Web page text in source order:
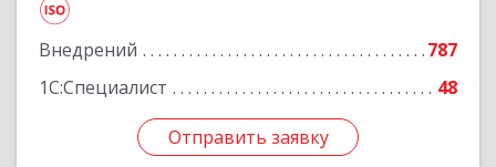
Внедрений
787
1С:Специалист
48
Отправить заявку
Отправить заявку